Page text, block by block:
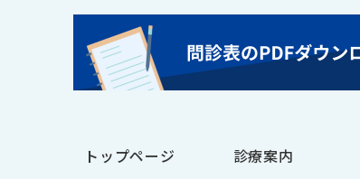
トップページ 診療案内